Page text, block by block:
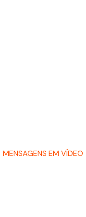
MENSAGENS EM VÍDEO